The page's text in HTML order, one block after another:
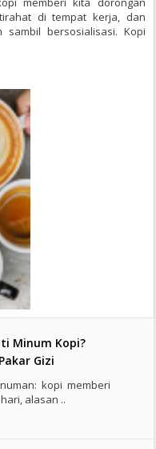
di tempat kerja, dan
sambil bersosialisasi. Kopi
Minum Kopi?
Gizi
kopi memberi
alasan ..